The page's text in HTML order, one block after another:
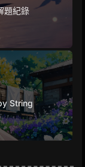
題紀錄
String